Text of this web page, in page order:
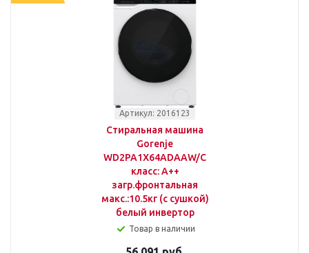
Артикул: 2016123
Стиральная машина
Gorenje
WD2PA1X64ADAAW/C
класс: A++
загр.фронтальная
макс.:10.5кг (с сушкой)
белый инвертор
Товар в наличии